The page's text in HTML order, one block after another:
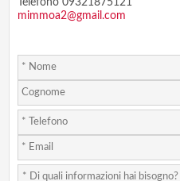
Telefono 09321875121
mimmoa2@gmail.com